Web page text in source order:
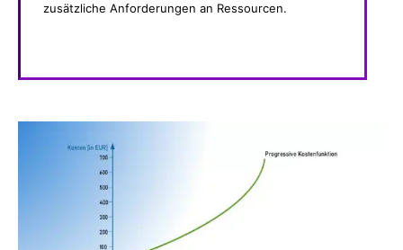
zusätzliche Anforderungen an Ressourcen.